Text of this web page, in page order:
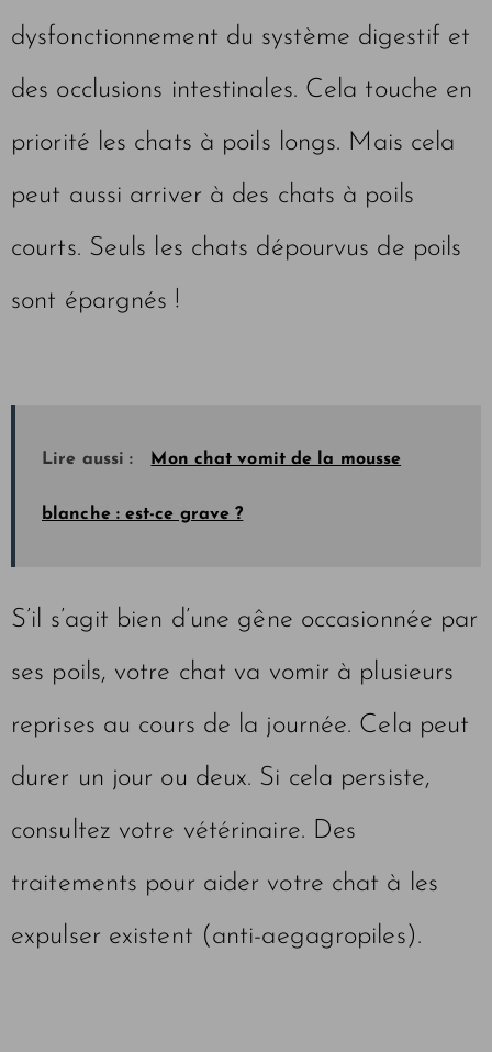
dysfonctionnement du système digestif et
des occlusions intestinales. Cela touche en
priorité les chats à poils longs. Mais cela
peut aussi arriver à des chats à poils
courts. Seuls les chats dépourvus de poils
sont épargnés !
Lire aussi : Mon chat vomit de la mousse
blanche : est-ce grave ?
S’il s’agit bien d’une gêne occasionnée par
ses poils, votre chat va vomir à plusieurs
reprises au cours de la journée. Cela peut
durer un jour ou deux. Si cela persiste,
consultez votre vétérinaire. Des
traitements pour aider votre chat à les
expulser existent (anti-aegagropiles).